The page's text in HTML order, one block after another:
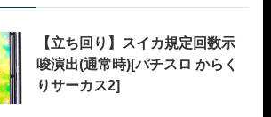
【立ち回り】スイカ規定回数示
唆演出(通常時)[パチスロ からく
りサーカス2]